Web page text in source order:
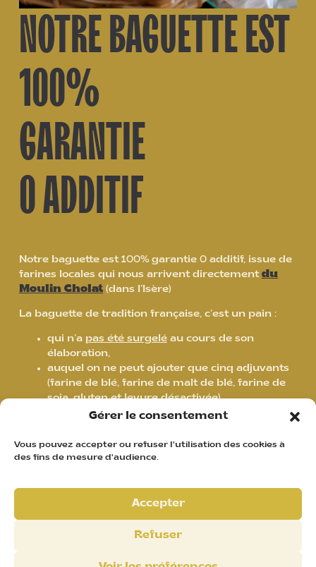
Gérer le consentement
Vous pouvez accepter ou refuser l'utilisation des cookies à
des fins de mesure d'audience.
Accepter
Refuser
NOTRE BAGUETTE EST
100%
GARANTIE
0 ADDITIF
Notre baguette est 100% garantie 0 additif, issue de
farines locales qui nous arrivent directement du
Moulin Cholat(dans l’Isère)
La baguette de tradition française, c’est un pain :
qui n’a pas été surgeléau cours de son
élaboration,
auquel on ne peut ajouter que cinq adjuvants
(farine de blé, farine de malt de blé, farine de
soja, gluten et levure désactivée).
qui ne contientaucune substancedestinée à
ou conservation),
qui est composé exclusivement d’un mélange
de sel,
qui est fermenté à l’aide de levure de
demande un temps de fermentation plus long
contre 3 à 4 heures),